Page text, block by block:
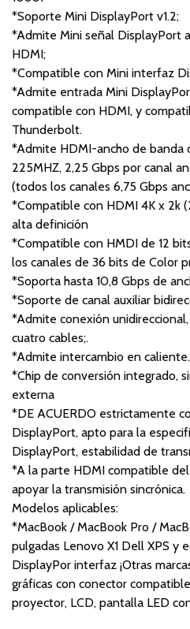
*Soporte Mini DisplayPort v1.2;
*Admite Mini señal DisplayPort
HDMI;
*Compatible con Mini interfaz
*Admite entrada Mini
compatible con HDMI, y
Thunderbolt.
*Admite HDMI-ancho de banda
225MHZ, 2,25 Gbps por canal
(todos los canales 6,75 Gbps
*Compatible con HDMI 4K x 2k
alta definición
*Compatible con HMDI de 12
los canales de 36 bits de Color
*Soporta hasta 10,8 Gbps de
*Soporte de canal auxiliar
*Admite conexión
cuatro cables;.
*Admite intercambio en caliente.
*Chip de conversión integrado,
externa
*DE ACUERDO estrictamente
DisplayPort, apto para la
DisplayPort, estabilidad de
*A la parte HDMI compatible
apoyar la transmisión sincrónica.
Modelos aplicables:
*MacBook / MacBook Pro /
pulgadas Lenovo X1 Dell XPS y
DisplayPor interfaz ¡Otras
gráficas con conector
proyector, LCD, pantalla LED